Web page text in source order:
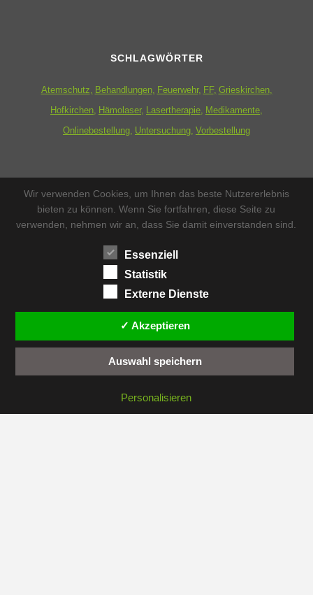
SCHLAGWÖRTER
Atemschutz Behandlungen Feuerwehr FF Grieskirchen
Hofkirchen Hämolaser Lasertherapie Medikamente
Onlinebestellung Untersuchung Vorbestellung
Sitemap
Wir verwenden Cookies, um Ihnen das beste Nutzererlebnis
bieten zu können. Wenn Sie fortfahren, diese Seite zu
verwenden, nehmen wir an, dass Sie damit einverstanden sind.
Essenziell
Statistik
Externe Dienste
✓ Akzeptieren
Auswahl speichern
Personalisieren